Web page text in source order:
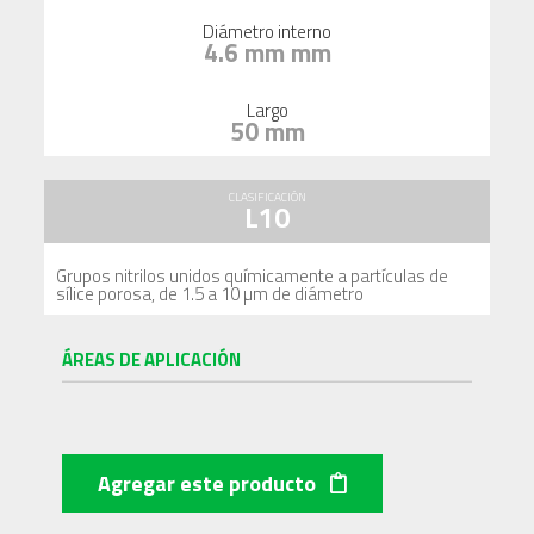
Diámetro interno
4.6 mm mm
Largo
50 mm
CLASIFICACIÓN
L10
Grupos nitrilos unidos químicamente a partículas de
sílice porosa, de 1.5 a 10 µm de diámetro
ÁREAS DE APLICACIÓN
Agregar este producto